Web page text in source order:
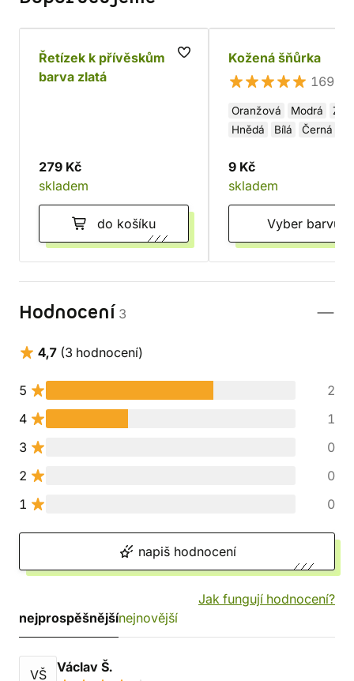
Řetízek k přívěskům -
barva zlatá
279 Kč
skladem
do košíku
Kožená šňůrka
169×
Oranžová Modrá
Hnědá
Bílá
Černá
9 Kč
skladem
Vyber barvu
Hodnocení 3
4,7 (3 hodnocení)
5
2
4
1
3
0
2
0
1
0
napiš hodnocení
Jak fungují hodnocení?
nejprospěšnějšínejnovější
VŠ Václav Š.